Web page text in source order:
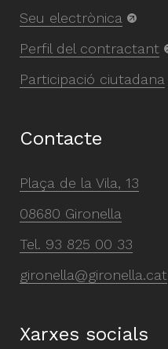
Seu electrònica
Perfil del contractant
Participació ciutadana
Contacte
Plaça de la Vila, 13
08680 Gironella
Tel. 93 825 00 33
gironella@gironella.cat
Xarxes socials